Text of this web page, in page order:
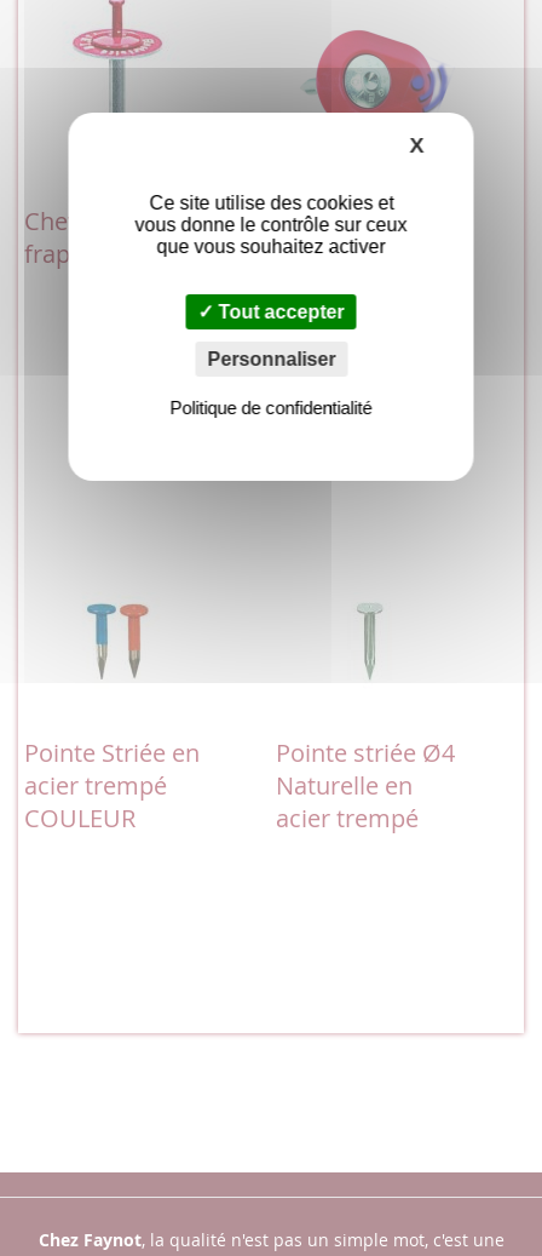
Cheville à
frapper alu/inox
Repère
Intelligent
Pointe Striée en
acier trempé
COULEUR
Pointe striée Ø4
Naturelle en
acier trempé
Chez Faynot, la qualité n'est pas un simple mot, c'est une
Ce site utilise des cookies et
vous donne le contrôle sur ceux
que vous souhaitez activer
Tout accepter
Personnaliser
Politique de confidentialité
XMasquer